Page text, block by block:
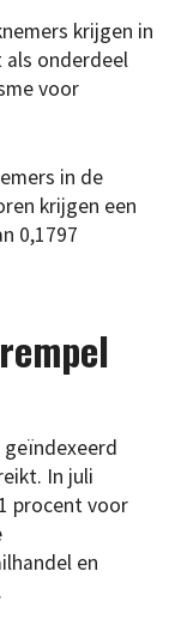
krijgen in
als onderdeel
voor
in de
krijgen een
0,1797
In juli
procent voor
en